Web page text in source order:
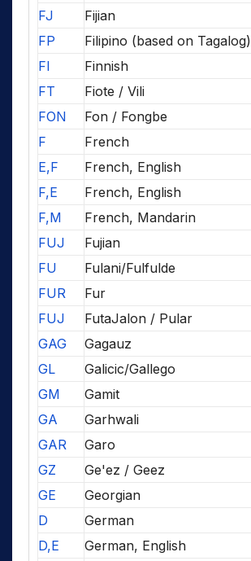
FJ
Fijian
FP
Filipino (based on Tagalog)
FI
Finnish
FT
Fiote / Vili
FON
Fon / Fongbe
F
French
E,F
French, English
F,E
French, English
F,M
French, Mandarin
FUJ
Fujian
FU
Fulani/Fulfulde
FUR
Fur
FUJ
FutaJalon / Pular
GAG
Gagauz
GL
Galicic/Gallego
GM
Gamit
GA
Garhwali
GAR
Garo
GZ
Ge'ez / Geez
GE
Georgian
D
German
D,E
German, English